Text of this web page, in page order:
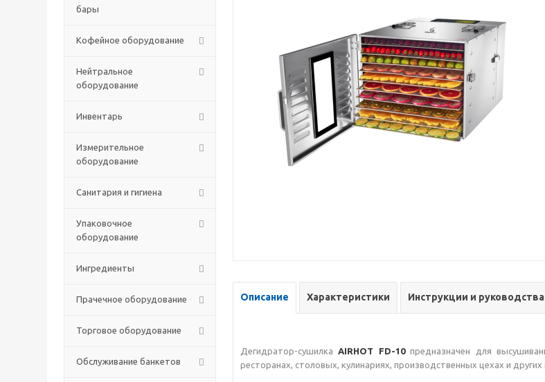
бары
Кофейное оборудование
Нейтральное
оборудование
Инвентарь
Измерительное
оборудование
Санитария и гигиена
Упаковочное
оборудование
Ингредиенты
Прачечное оборудование
Торговое оборудование
Обслуживание банкетов
Описание Характеристики Инструкции и руководства
Дегидратор-сушилкаAIRHOT FD-10предназначен для
ресторанах, столовых, кулинариях, производственных цехах и